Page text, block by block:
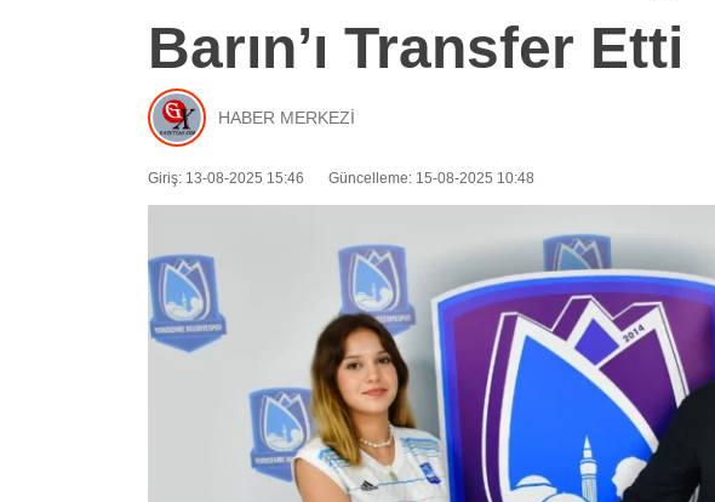
Barın’ı Transfer Etti
HABER MERKEZİ
Giriş: 13-08-2025 15:46 Güncelleme: 15-08-2025 10:48